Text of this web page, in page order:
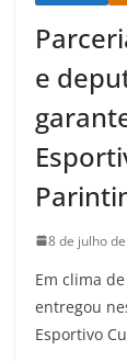
e
8 de julho
Em clima
entregou
Esportivo